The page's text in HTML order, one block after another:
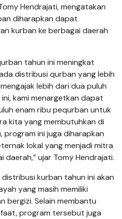
Hendrajati, mengatakan
diharapkan dapat
kurban ke berbagai daerah
tahun ini meningkat
distribusi qurban yang lebih
lebih dari dua puluh
kami menargetkan dapat
enam ribu pequrban untuk
kita yang membutuhkan di
program ini juga diharapkan
lokal yang menjadi mitra
daerah,” ujar Tomy Hendrajati.
kurban tahun ini akan
yang masih memiliki
bergizi. Selain membantu
program tersebut juga